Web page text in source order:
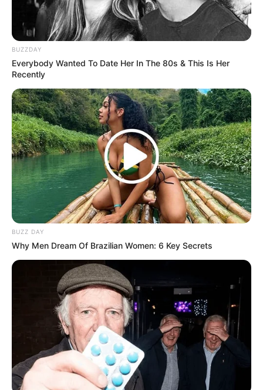
นักเขียน
อิสฺวาสุ
เนื้อหาที่ได้รับการโปรโมต
Gina Carano Finally Admits What Some Suspected
BRAINBERRIES
BUZZDAY
Everybody Wanted To Date Her In The 80s & This Is Her
Recently
BUZZ DAY
Why Men Dream Of Brazilian Women: 6 Key Secrets